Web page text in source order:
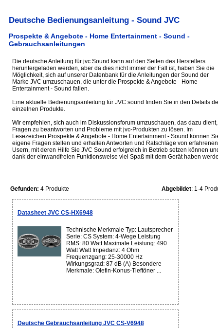
Deutsche Bedienungsanleitung - Sound JVC
Prospekte & Angebote - Home Entertainment - Sound -
Gebrauchsanleitungen
Die deutsche Anleitung für jvc Sound kann auf den Seiten des Herstellers
heruntergeladen werden, aber da dies nicht immer der Fall ist, haben Sie die
Möglichkeit, sich auf unserer Datenbank für die Anleitungen der Sound der
Marke JVC umzuschauen, die unter die Prospekte & Angebote - Home
Entertainment - Sound fallen.
Eine aktuelle Bedienungsanleitung für JVC sound finden Sie in den Details
einzelnen Produkte.
Wir empfehlen, sich auch im Diskussionsforum umzuschauen, das dazu dient,
Fragen zu beantworten und Probleme mit jvc-Produkten zu lösen. Im
Lesezeichen Prospekte & Angebote - Home Entertainment - Sound können
eigene Fragen stellen und erhalten Antworten und Ratschläge von erfahrenen
Usern, mit deren Hilfe Sie JVC Sound erfolgreich in Betrieb setzen können
dank der einwandfreien Funktionsweise viel Spaß mit dem Gerät haben
Gefunden: 4 Produkte Abgebildet: 1-4
Datasheet JVC CS-HX6948
Technische Merkmale Typ: Lautsprecher
Serie: CS System: 4-Wege Leistung
RMS: 80 Watt Maximale Leistung: 490
Watt Watt Impedanz: 4 Ohm
Frequenzgang: 25-30000 Hz
Wirkungsgrad: 87 dB (A) Besondere
Merkmale: Olefin-Konus-Tieftöner ...
Deutsche Gebrauchsanleitung JVC CS-V6948